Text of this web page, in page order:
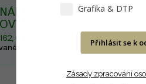
LI-ION
BLOK
CI64 a MA9x
Akumulátor pro
použití
DO KOŠÍKU
Grafika & DTP
Přihlásit se k
Zásady zpracování